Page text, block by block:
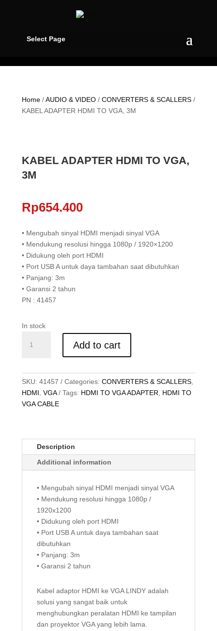
Select Page
Home/AUDIO & VIDEO/ CONVERTERS & SCALLERS/
KABEL ADAPTER HDMI TO VGA, 3M
KABEL ADAPTER HDMI TO VGA,
3M
Rp654.400
• Mengubah sinyal HDMI menjadi sinyal VGA
• Mendukung resolusi hingga 1080p / 1920×1200
• Didukung oleh port HDMI
• Port USB A untuk daya tambahan saat dibutuhkan
• Panjang: 3m
• Garansi 2 tahun
PN : 41457
In stock
ADAPTER
VGA,
3M
quantity
Add to cart
SKU: 41457 Categories: CONVERTERS & SCALLERS,
HDMI VGA Tags: HDMI TO VGA ADAPTER
HDMI TO
VGA CABLE
Description
Additional information
• Mengubah sinyal HDMI menjadi sinyal VGA
• Mendukung resolusi hingga 1080p /
1920x1200
• Didukung oleh port HDMI
• Port USB A untuk daya tambahan saat
dibutuhkan
• Panjang: 3m
• Garansi 2 tahun
Kabel adaptor HDMI ke VGA LINDY adalah
solusi yang sangat baik untuk
menghubungkan peralatan HDMI ke tampilan
dan proyektor VGA yang lebih lama.